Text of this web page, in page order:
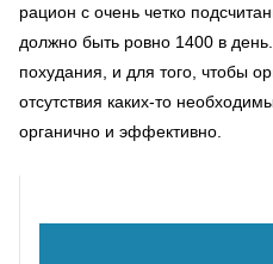
рацион с очень четко
должно быть ровно 1400 в
похудания, и для того, чтобы
отсутствия каких-то
органично и эффективно.